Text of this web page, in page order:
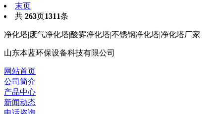
末页
共 263页1311条
净化塔|废气净化塔|酸雾净化塔|不锈钢净化塔|净化塔厂家
山东本蓝环保设备科技有限公司
网站首页
公司简介
产品中心
新闻动态